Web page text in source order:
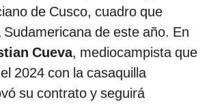
de Cusco, cuadro que
Sudamericana de este año. En
Cueva, mediocampista que
2024 con la casaquilla
su contrato y seguirá